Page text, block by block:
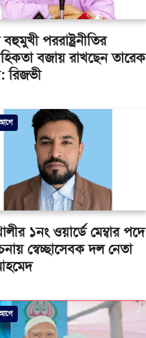
পররাষ্ট্রনীতির
বজায় রাখছেন তারেক
রিজভী
১নং ওয়ার্ডে মেম্বার পদে
স্বেচ্ছাসেবক দল নেতা